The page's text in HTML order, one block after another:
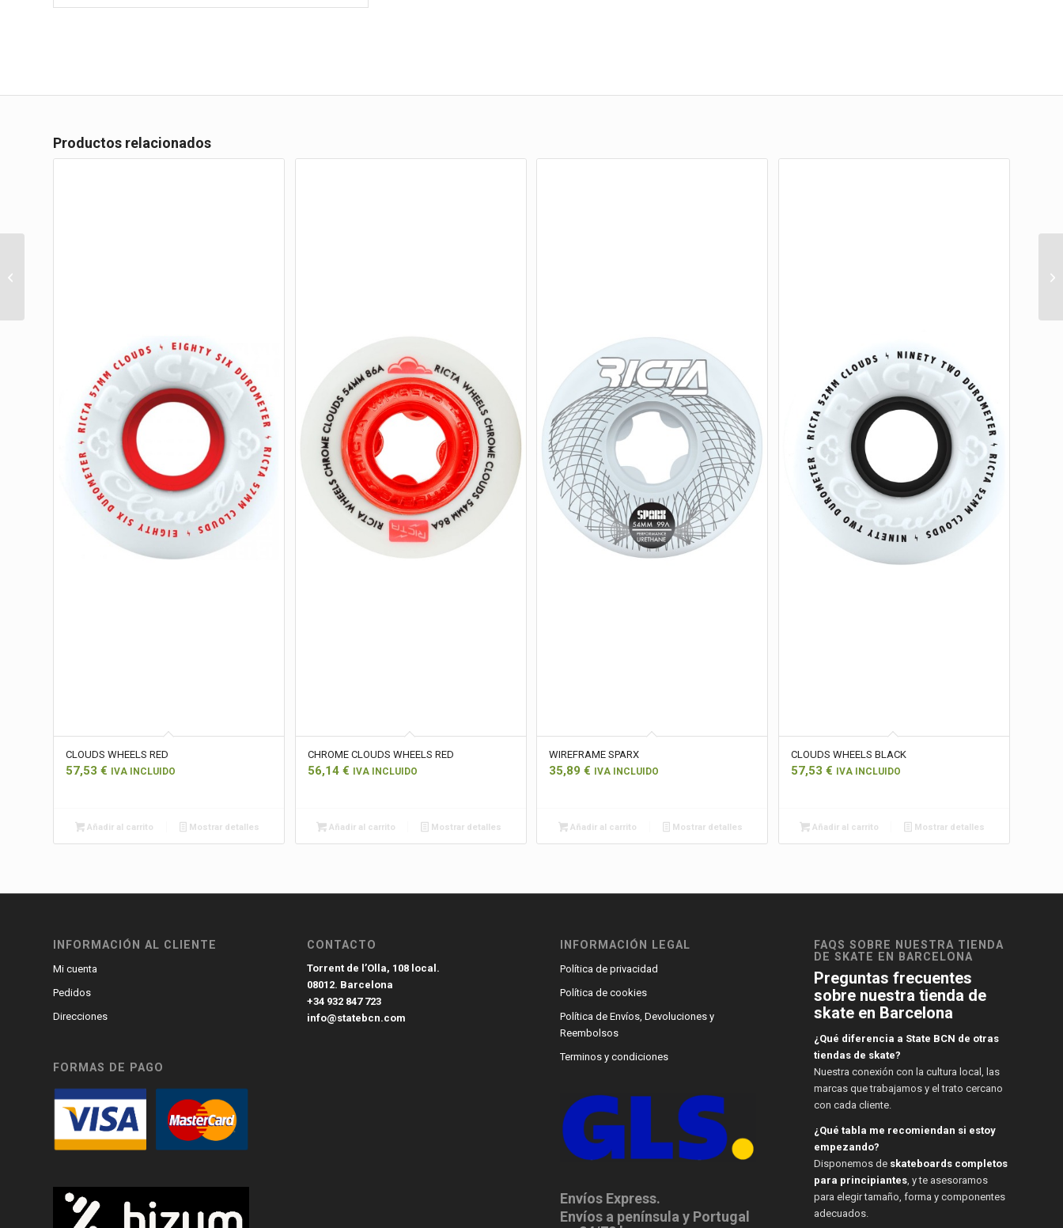
Productos relacionados
CLOUDS WHEELS RED
57,53 € IVA INCLUIDO
Añadir al carrito Mostrar detalles
CHROME CLOUDS WHEELS RED
56,14 € IVA INCLUIDO
Añadir al carrito Mostrar detalles
WIREFRAME SPARX
35,89€ IVA INCLUIDO
Añadir al carrito Mostrar detalles
CLOUDS WHEELS BLACK
57,53 € IVA INCLUIDO
Añadir al carrito Mostrar detalles
INFORMACIÓN AL CLIENTE
Mi cuenta
Pedidos
Direcciones
FORMAS DE PAGO
CONTACTO
Torrent de l’Olla, 108 local.
08012. Barcelona
+34 932 847 723
info@statebcn.com
INFORMACIÓN LEGAL
Política de privacidad
Política de cookies
Política de Envíos, Devoluciones y
Reembolsos
Terminos y condiciones
Envíos Express.
Envíos a península y Portugal
FAQS SOBRE NUESTRA TIENDA
DE SKATE EN BARCELONA
Preguntas frecuentes
sobre nuestra tienda de
skate en Barcelona
¿Qué diferencia a State BCN de otras
tiendas de skate?
Nuestra conexión con la cultura local, las
marcas que trabajamos y el trato cercano
con cada cliente.
¿Qué tabla me recomiendan si estoy
empezando?
Disponemos de skateboards completos
para principiantes, y te asesoramos
para elegir tamaño, forma y componentes
adecuados.